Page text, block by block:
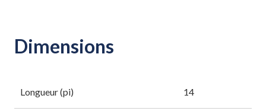
Dimensions
Longueur (pi) 14